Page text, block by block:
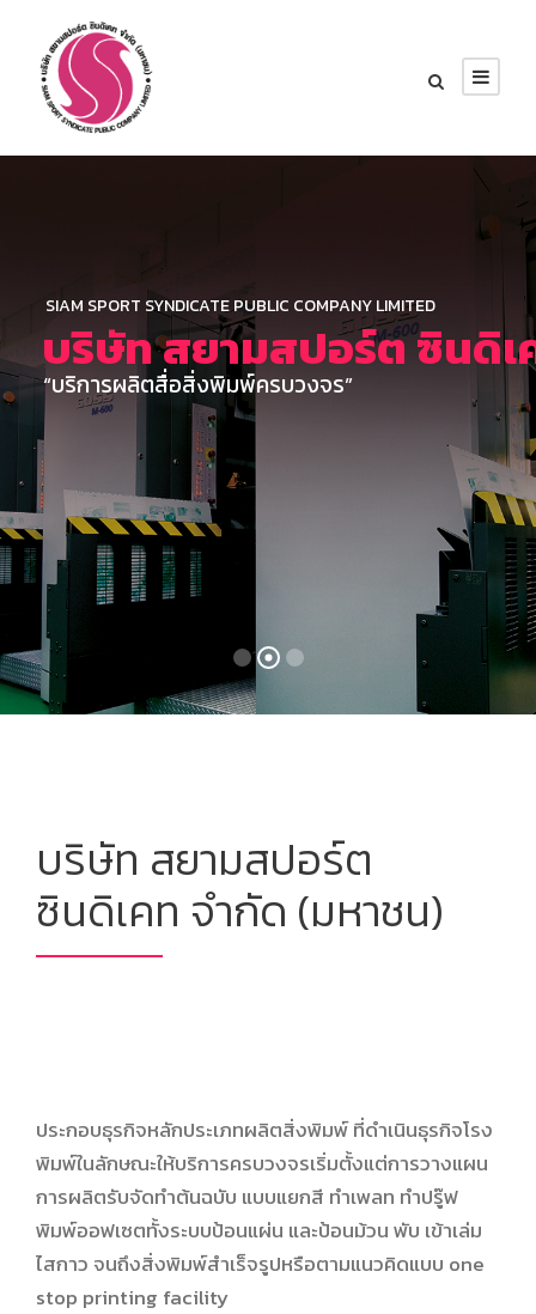
SIAM SPORT SYNDICATE PUBLIC COMPANY LIMITED
บริษัท สยามสปอร์ต ซินดิ
“บริการผลิตสื่อสิ่งพิมพ์ครบวงจร”
บริษัท สยามสปอร์ต
ซินดิเคท จำกัด (มหาชน)
ประกอบธุรกิจหลักประเภทผลิตสิ่งพิมพ์ ที่ดำเนินธุรกิจโรง
พิมพ์ในลักษณะให้บริการครบวงจรเริ่มตั้งแต่การวางแผน
การผลิตรับจัดทำต้นฉบับ แบบแยกสี ทำเพลท ทำปรู๊ฟ
พิมพ์ออฟเซตทั้งระบบป้อนแผ่น และป้อนม้วน พับ เข้าเล่ม
ไสกาว จนถึงสิ่งพิมพ์สำเร็จรูปหรือตามแนวคิดแบบ one
stop printing facility